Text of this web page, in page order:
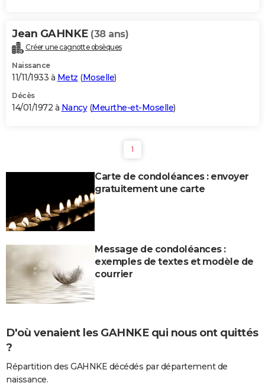
Jean GAHNKE (38 ans)
Créer une cagnotte obsèques
Naissance
11/11/1933 à Metz (Moselle)
Décès
14/01/1972 à Nancy(Meurthe-et-Moselle)
1
Carte de condoléances : envoyer
gratuitement une carte
Message de condoléances :
exemples de textes et modèle de
courrier
D'où venaient les GAHNKE qui nous ont quittés
?
Répartition des GAHNKE décédés par département de
naissance.